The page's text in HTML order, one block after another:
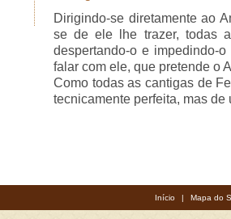
Dirigindo-se diretamente ao
se de ele lhe trazer, todas
despertando-o e impedindo-
falar com ele, que pretende o
Como todas as cantigas de
tecnicamente perfeita, mas
Início | Mapa do